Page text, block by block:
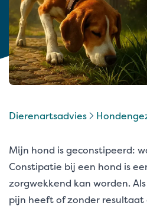
Dierenartsadvies
Mijn hond is geconstipeerd:
Constipatie bij een hond is
zorgwekkend kan worden.
pijn heeft of zonder resultaat